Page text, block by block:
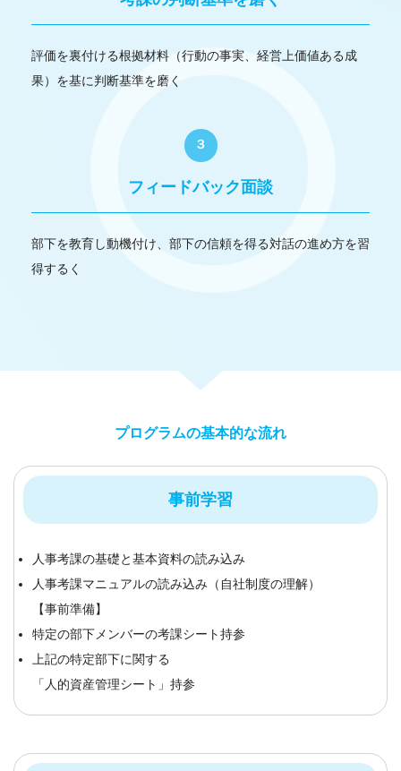
評価を裏付ける根拠材料（行動の事実、経営上価値ある成
果）を基に判断基準を磨く
３
フィードバック面談
部下を教育し動機付け、部下の信頼を得る対話の進め方を習
得するく
プログラムの基本的な流れ
事前学習
人事考課の基礎と基本資料の読み込み
人事考課マニュアルの読み込み（自社制度の理解）
【事前準備】
特定の部下メンバーの考課シート持参
上記の特定部下に関する
「人的資産管理シート」持参